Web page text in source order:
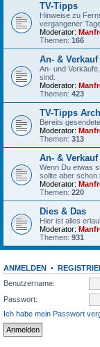
TV-Tipps
Hinweise zu
vergangener
Moderator:
Themen: 166
An- &
An- und
sind.
Moderator:
Themen: 423
TV-Tipps
Bereits
Moderator:
Themen: 313
An- & Verkauf
Wenn Du etwas
sollte aber schon
Moderator:
Themen: 220
Dies & Das
Hier ist alles
Moderator:
Themen: 931
ANMELDEN •
Benutzername:
Passwort:
Ich habe mein Passwort